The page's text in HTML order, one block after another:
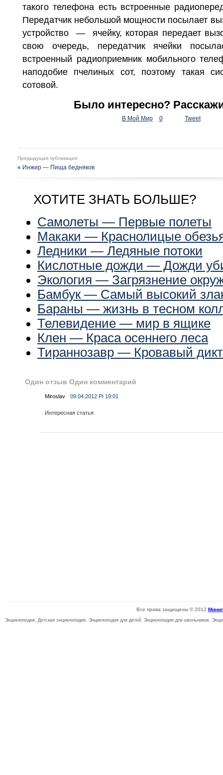
такого телефона есть встроенные
Передатчик небольшой мощности посылает
устройство — ячейку, которая пере­дает
свою очередь, передатчик ячей­ки
встроенный радиоприемник мо­бильного
наподобие пчелиных сот, поэтому такая
сотовой.
Было интересно?
В Мой Мир 0 Tweet
Предыдущая публикация
« Инжир — Пища бедняков
ХОТИТЕ ЗНАТЬ БОЛЬШЕ?
Самолеты — Первые полеты
Макаки — Краснолицые
Ледники — Ледяные потоки
Кислотные дожди — Дожди
Экология — Загрязнение
Бамбук — Самый высокий
Бараны — жизнь в тесном
Телевидение — мир в ящике
Клен — Краса осеннего леса
Тираннозавр — Кровавый
Один отзыв Один комментарий
Miroslav 09.04.2012 РІ 19:01
Интересная статья
Все права защищены © 2012
Энциклопедия, Детская энциклопедия, Энциклопедия для детей, Энциклопедия для школьников,